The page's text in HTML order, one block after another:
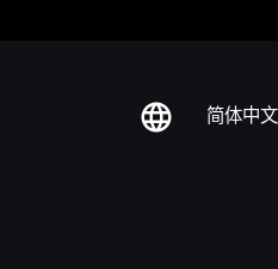
简体中文